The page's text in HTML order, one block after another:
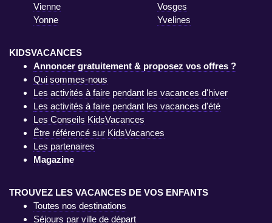
Vienne
Vosges
Yonne
Yvelines
KIDSVACANCES
Annoncer gratuitement & proposez vos offres ?
Qui sommes-nous
Les activités à faire pendant les vacances d'hiver
Les activités à faire pendant les vacances d'été
Les Conseils KidsVacances
Être référencé sur KidsVacances
Les partenaires
Magazine
TROUVEZ LES VACANCES DE VOS ENFANTS
Toutes nos destinations
Séjours par ville de départ